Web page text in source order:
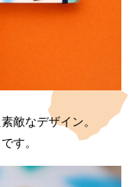
敵なデザイン。
す。